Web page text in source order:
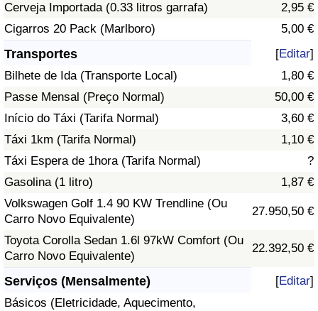
Cerveja Importada (0.33 litros garrafa)
2,95 €
Cigarros 20 Pack (Marlboro)
5,00 €
Transportes [Editar]
Bilhete de Ida (Transporte Local)
1,80 €
Passe Mensal (Preço Normal)
50,00 €
Início do Táxi (Tarifa Normal)
3,60 €
Táxi 1km (Tarifa Normal)
1,10 €
Táxi Espera de 1hora (Tarifa Normal)
?
Gasolina (1 litro)
1,87 €
Volkswagen Golf 1.4 90 KW Trendline (Ou
Carro Novo Equivalente)
27.950,50 €
Toyota Corolla Sedan 1.6l 97kW Comfort (Ou
Carro Novo Equivalente)
22.392,50 €
Serviços (Mensalmente) [Editar]
Básicos (Eletricidade, Aquecimento,
Indicador de Trânsito por País